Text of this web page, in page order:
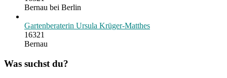
Bernau bei Berlin
Gartenberaterin Ursula Krüger-Matthes
16321
Bernau
Was suchst du?